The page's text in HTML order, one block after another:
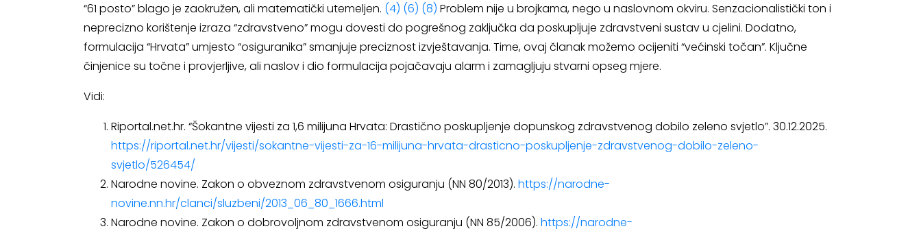
“61 posto” blago je zaokružen, ali matematički utemeljen. (4) (6) (8) Problem nije u brojkama, nego u naslovnom okviru. Senzacionalistički ton i
neprecizno korištenje izraza “zdravstveno” mogu dovesti do pogrešnog zaključka da poskupljuje zdravstveni sustav u cjelini. Dodatno,
formulacija “Hrvata” umjesto “osiguranika” smanjuje preciznost izvještavanja. Time, ovaj članak možemo ocijeniti “većinski točan”. Ključne
činjenice su točne i provjerljive, ali naslov i dio formulacija pojačavaju alarm i zamagljuju stvarni opseg mjere.
Vidi:
Riportal.net.hr. “Šokantne vijesti za 1,6 milijuna Hrvata: Drastično poskupljenje dopunskog zdravstvenog dobilo zeleno svjetlo”. 30.12.2025.
https://riportal.net.hr/vijesti/sokantne-vijesti-za-16-milijuna-hrvata-drasticno-poskupljenje-zdravstvenog-dobilo-zeleno-
svjetlo/526454/
Narodne novine. Zakon o obveznom zdravstvenom osiguranju (NN 80/2013). https://narodne-
novine.nn.hr/clanci/sluzbeni/2013_06_80_1666.html
Narodne novine. Zakon o dobrovoljnom zdravstvenom osiguranju (NN 85/2006). https://narodne-